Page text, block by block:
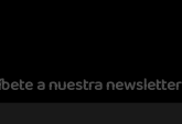
a nuestra newsletter